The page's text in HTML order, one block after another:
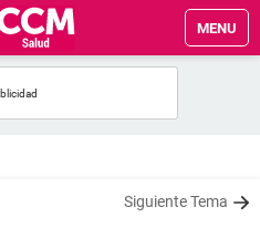
MENU
Siguiente Tema